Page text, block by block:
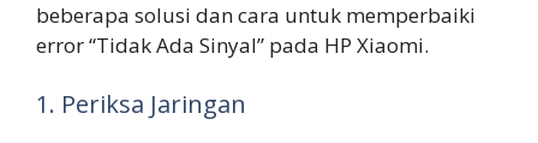
beberapa solusi dan cara untuk memperbaiki
error “Tidak Ada Sinyal” pada HP Xiaomi.
1. Periksa Jaringan